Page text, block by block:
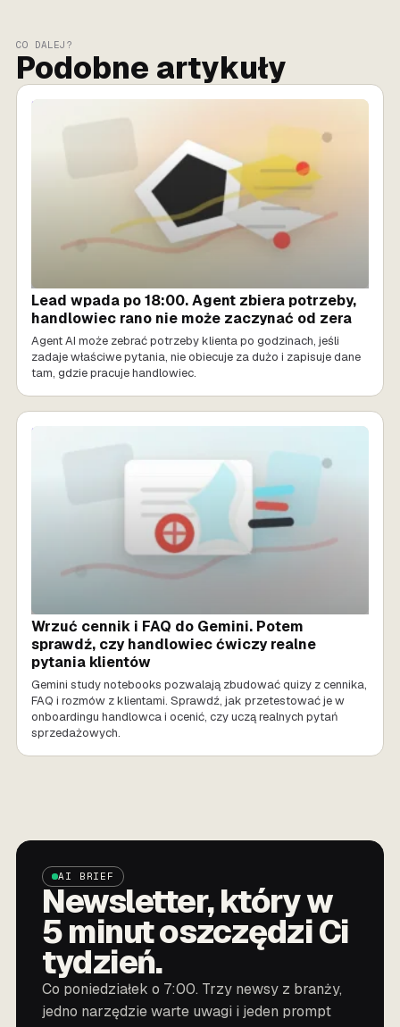
CO DALEJ?
Podobne artykuły
SPRZEDAŻ AI
Lead wpada po 18:00. Agent zbiera potrzeby,
handlowiec rano nie może zaczynać od zera
Agent AI może zebrać potrzeby klienta po godzinach, jeśli
zadaje właściwe pytania, nie obiecuje za dużo i zapisuje dane
tam, gdzie pracuje handlowiec.
SPRZEDAŻ AI
Wrzuć cennik i FAQ do Gemini. Potem
sprawdź, czy handlowiec ćwiczy realne
pytania klientów
Gemini study notebooks pozwalają zbudować quizy z cennika,
FAQ i rozmów z klientami. Sprawdź, jak przetestować je w
onboardingu handlowca i ocenić, czy uczą realnych pytań
sprzedażowych.
AI BRIEF
Newsletter, który w
5 minut oszczędzi Ci
tydzień.
Co poniedziałek o 7:00. Trzy newsy z branży,
jedno narzędzie warte uwagi i jeden prompt